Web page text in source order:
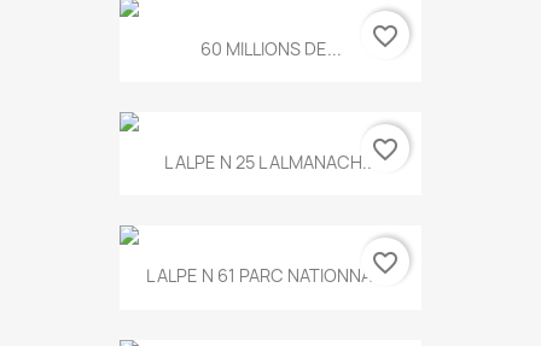
60 MILLIONS DE... favorite_border
L ALPE N 25 L ALMANACH...favorite_border
L ALPE N 61 PARC NATIONNAL...
favorite_border